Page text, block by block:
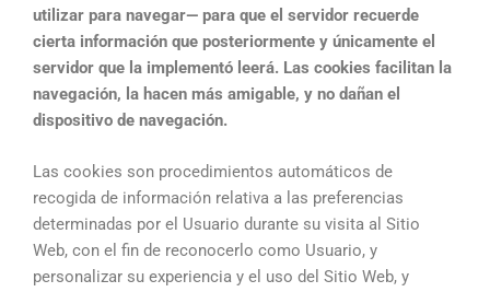
utilizar para navegar— para que el servidor recuerde
cierta información que posteriormente y únicamente el
servidor que la implementó leerá. Las cookies facilitan la
navegación, la hacen más amigable, y no dañan el
dispositivo de navegación.
Las cookies son procedimientos automáticos de
recogida de información relativa a las preferencias
determinadas por el Usuario durante su visita al Sitio
Web, con el fin de reconocerlo como Usuario, y
personalizar su experiencia y el uso del Sitio Web, y